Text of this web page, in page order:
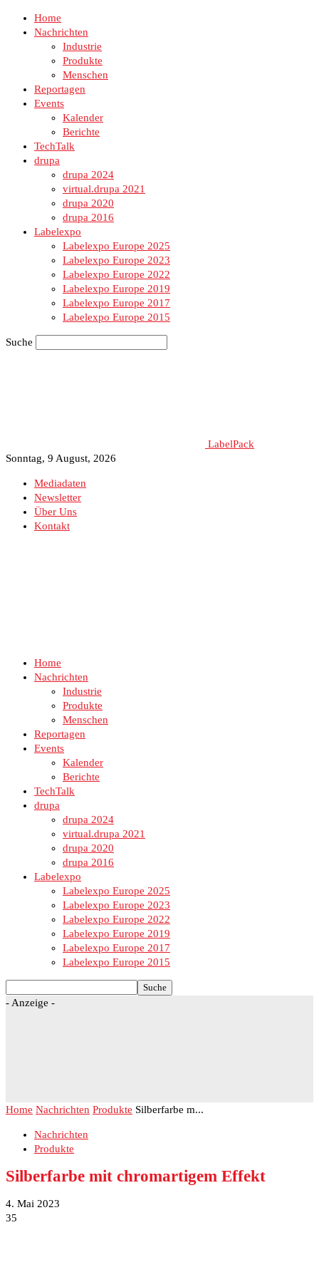
Home
Nachrichten
Industrie
Produkte
Menschen
Reportagen
Events
Kalender
Berichte
TechTalk
drupa
drupa 2024
virtual.drupa 2021
drupa 2020
drupa 2016
Labelexpo
Labelexpo Europe 2025
Labelexpo Europe 2023
Labelexpo Europe 2022
Labelexpo Europe 2019
Labelexpo Europe 2017
Labelexpo Europe 2015
Suche
LabelPack
Sonntag, 9 August, 2026
Mediadaten
Newsletter
Über Uns
Kontakt
Home
Nachrichten
Industrie
Produkte
Menschen
Reportagen
Events
Kalender
Berichte
TechTalk
drupa
drupa 2024
virtual.drupa 2021
drupa 2020
drupa 2016
Labelexpo
Labelexpo Europe 2025
Labelexpo Europe 2023
Labelexpo Europe 2022
Labelexpo Europe 2019
Labelexpo Europe 2017
Labelexpo Europe 2015
- Anzeige -
Home Nachrichten Produkte Silberfarbe m...
Nachrichten
Produkte
Silberfarbe mit chromartigem Effekt
4. Mai 2023
35